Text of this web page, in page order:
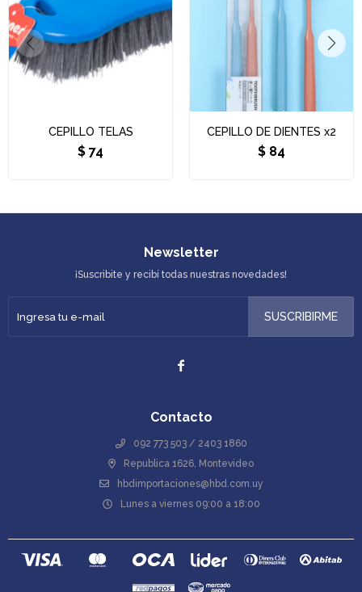
CEPILLO TELAS
$ 74
CEPILLO DE DIENTES x2
$ 84
Contacto
092 773 503 / 2403 1860
Republica 1626, Montevideo
hbdimportaciones@hbd.com.uy
Lunes a viernes 09:00 a 18:00
Newsletter
¡Suscribite y recibí todas nuestras novedades!
SUSCRIBIRME
